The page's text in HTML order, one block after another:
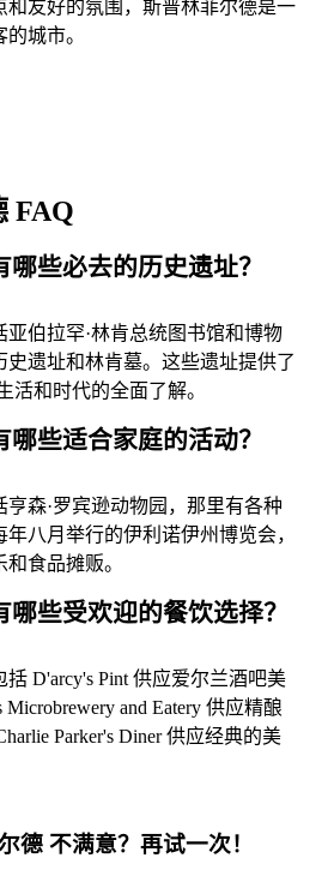
和友好的氛围，斯普林菲尔德是一
城市。
FAQ
些必去的历史遗址？
伯拉罕·林肯总统图书馆和博物
史遗址和林肯墓。这些遗址提供了
活和时代的全面了解。
些适合家庭的活动？
森·罗宾逊动物园，那里有各种
八月举行的伊利诺伊州博览会，
食品摊贩。
些受欢迎的餐饮选择？
D'arcy's Pint 供应爱尔兰酒吧美
Microbrewery and Eatery 供应精酿
Parker's Diner 供应经典的美
德 不满意？再试一次！